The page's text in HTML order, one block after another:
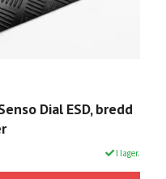
Dial ESD, bredd
I lager.